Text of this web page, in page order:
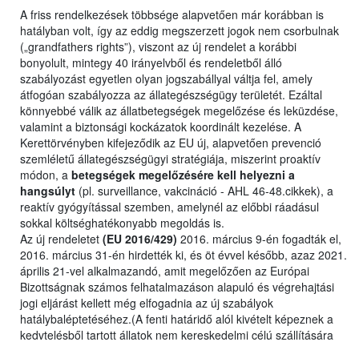
A friss rendelkezések többsége alapvetően már korábban is
hatályban volt, így az eddig megszerzett jogok nem csorbulnak
(„grandfathers rights”), viszont az új rendelet a korábbi
bonyolult, mintegy 40 irányelvből és rendeletből álló
szabályozást egyetlen olyan jogszabállyal váltja fel, amely
átfogóan szabályozza az állategészségügy területét. Ezáltal
könnyebbé válik az állatbetegségek megelőzése és leküzdése,
valamint a biztonsági kockázatok koordinált kezelése. A
Kerettörvényben kifejeződik az EU új, alapvetően prevenció
szemléletű állategészségügyi stratégiája, miszerint proaktív
módon, a betegségek megelőzésére kell helyezni a
hangsúlyt (pl. surveillance, vakcináció - AHL 46-48.cikkek), a
reaktív gyógyítással szemben, amelynél az előbbi ráadásul
sokkal költséghatékonyabb megoldás is.
Az új rendeletet (EU 2016/429) 2016. március 9-én fogadták el,
2016. március 31-én hirdették ki, és öt évvel később, azaz 2021.
április 21-vel alkalmazandó, amit megelőzően az Európai
Bizottságnak számos felhatalmazáson alapuló és végrehajtási
jogi eljárást kellett még elfogadnia az új szabályok
hatálybaléptetéséhez.(A fenti határidő alól kivételt képeznek a
kedvtelésből tartott állatok nem kereskedelmi célú szállítására